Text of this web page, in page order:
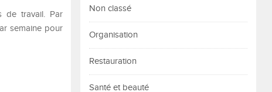
de travail. Par
semaine pour
Non classé
Organisation
Restauration
Santé et beauté